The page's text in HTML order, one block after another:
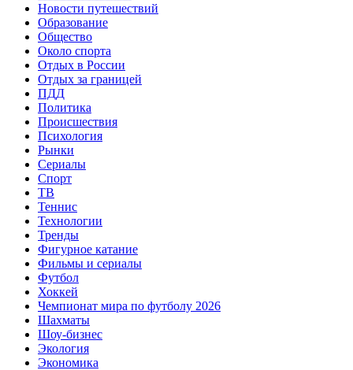
Новости путешествий
Образование
Общество
Около спорта
Отдых в России
Отдых за границей
ПДД
Политика
Происшествия
Психология
Рынки
Сериалы
Спорт
ТВ
Теннис
Технологии
Тренды
Фигурное катание
Фильмы и сериалы
Футбол
Хоккей
Чемпионат мира по футболу 2026
Шахматы
Шоу-бизнес
Экология
Экономика